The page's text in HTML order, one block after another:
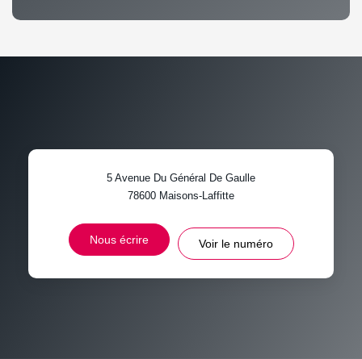
PART DES MÉNAGES SANS
VOITURE
DISTANCE DE L'AÉROPORT : SUPERFICIE :
RÉSULTATS DES LYCÉES
5 Avenue Du Général De Gaulle
78600 Maisons-Laffitte
Nous écrire Voir le numéro